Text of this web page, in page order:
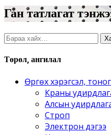
ган татлагат
Хайлт:
Төрөл, ангилал
Өргөх хэрэгсэл,
Краны
Алсын
Строп
Электрон дэгээ